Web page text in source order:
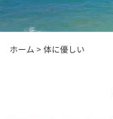
ホーム > 体に優しい